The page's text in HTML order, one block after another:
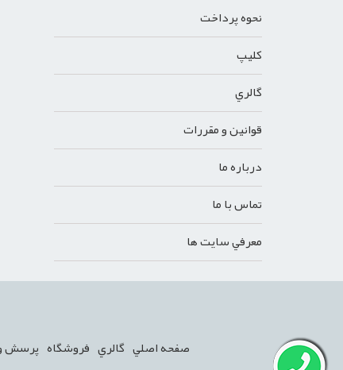
نحوه پرداخت
کليپ
گالري
قوانين و مقررات
درباره ما
تماس با ما
معرفي سايت ها
صفحه اصلي گالري فروشگاه پرسش